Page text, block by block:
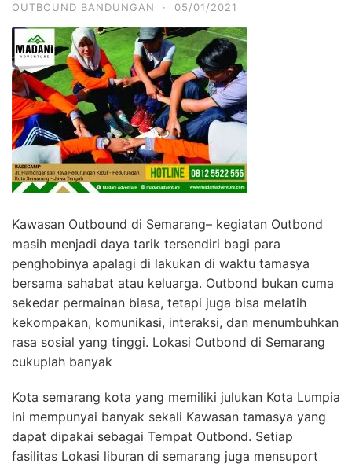
OUTBOUND BANDUNGAN · 05/01/2021
Kawasan Outbound di Semarang– kegiatan Outbond
masih menjadi daya tarik tersendiri bagi para
penghobinya apalagi di lakukan di waktu tamasya
bersama sahabat atau keluarga. Outbond bukan cuma
sekedar permainan biasa, tetapi juga bisa melatih
kekompakan, komunikasi, interaksi, dan menumbuhkan
rasa sosial yang tinggi. Lokasi Outbond di Semarang
cukuplah banyak
Kota semarang kota yang memiliki julukan Kota Lumpia
ini mempunyai banyak sekali Kawasan tamasya yang
dapat dipakai sebagai Tempat Outbond. Setiap
fasilitas Lokasi liburan di semarang juga mensuport